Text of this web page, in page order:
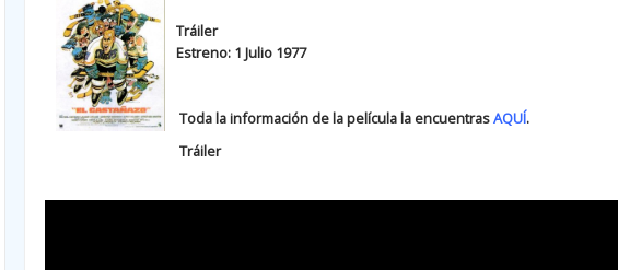
Tráiler
Estreno: 1 Julio 1977
Toda la información de la película la encuentrasAQUÍ.
Tráiler